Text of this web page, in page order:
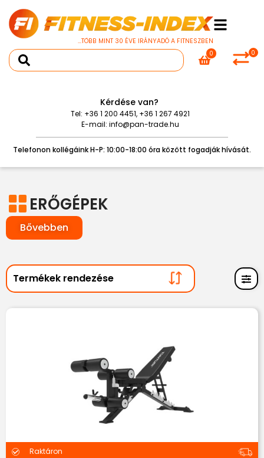
...TÖBB MINT 30 ÉVE IRÁNYADÓ A FITNESZBEN
0
0
Kérdése van?
Tel: +36 1 200 4451, +36 1 267 4921
E-mail: info@pan-trade.hu
Telefonon kollégáink H-P: 10:00-18:00 óra között fogadják hívását.
ERŐGÉPEK
Bővebben
Raktáron